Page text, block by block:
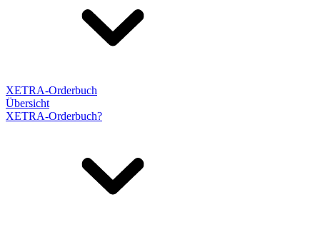
XETRA-Orderbuch
Übersicht
XETRA-Orderbuch?